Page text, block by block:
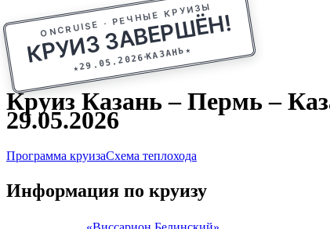
ONCRUISE · РЕЧНЫЕ КРУИЗЫ
КРУИЗ ЗАВЕРШЁН!
★29.05.2026КАЗАНЬ★
Круиз Казань – Пермь –
29.05.2026
Программа круизаСхема теплохода
Информация по круизу